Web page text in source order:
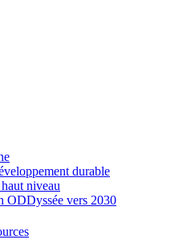
durable
niveau
ODDyssée vers 2030